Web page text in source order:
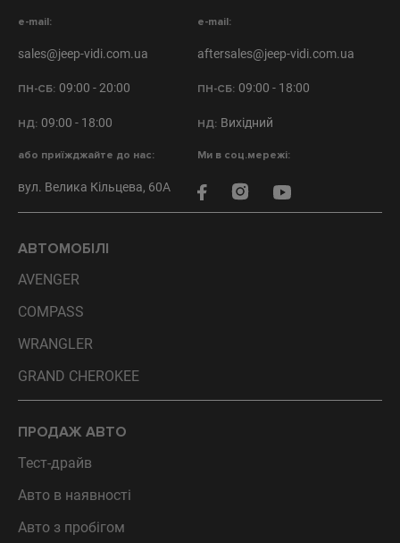
e-mail:
sales@jeep-vidi.com.ua
ПН-СБ: 09:00 - 20:00
НД: 09:00 - 18:00
або приїжджайте до нас:
вул. Велика Кільцева, 60А
e-mail:
aftersales@jeep-vidi.com.ua
ПН-СБ: 09:00 - 18:00
НД: Вихідний
Ми в соц.мережі:
АВТОМОБІЛІ
AVENGER
COMPASS
WRANGLER
GRAND CHEROKEE
ПРОДАЖ АВТО
Тест-драйв
Авто в наявності
Авто з пробігом